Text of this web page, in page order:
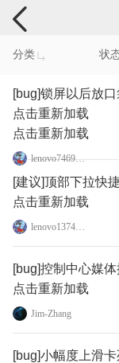
手机反馈
分类 状
[bug]锁屏以后放
点击重新加载
点击重新加载
lenovo74690826
[建议]顶部下拉快
点击重新加载
lenovo137475098
[bug]控制中心媒
点击重新加载
Jim-Zhang
[bug]小幅度上滑